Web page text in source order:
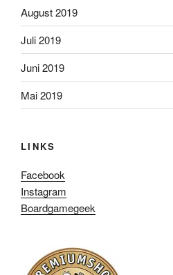
August 2019
Juli 2019
Juni 2019
Mai 2019
LINKS
Facebook
Instagram
Boardgamegeek